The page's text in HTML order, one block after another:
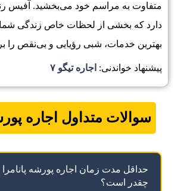
متفاوت به مراسم خود می‌بخشید. آفیس رنت
دارد که بخشی از لحظات خاص زندگی شما
بهترین خدمات، شبی رؤیایی و بی‌نقص را
پیشنهاد خواندنی: اجاره تیگو ۷
سوالات متداول اجاره
حداقل مدت زمان اجاره پورشه پانامرا
چقدر است؟